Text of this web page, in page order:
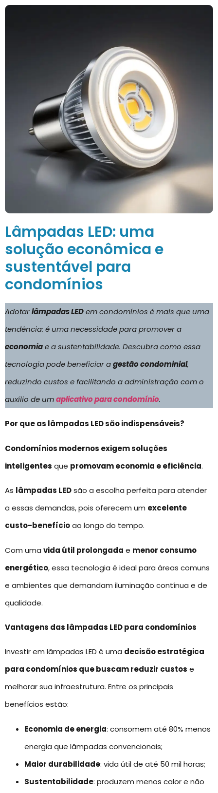
Lâmpadas LED: uma
solução econômica e
sustentável para
condomínios
Adotarlâmpadas LEDem condomínios é mais que uma
tendência: é uma necessidade para promover a
economiae a sustentabilidade. Descubra como essa
tecnologia pode beneficiar agestão condominial,
reduzindo custos e facilitando a administração com o
auxílio de umaplicativo para condomínio.
Por que as lâmpadas LED são indispensáveis?
Condomínios modernos exigem soluções
inteligentes que promovam economia e eficiência.
As lâmpadas LEDsão a escolha perfeita para atender
a essas demandas, pois oferecem um excelente
custo-benefícioao longo do tempo.
Com uma vida útil prolongada e menor consumo
energético, essa tecnologia é ideal para áreas comuns
e ambientes que demandam iluminação contínua e de
qualidade.
Vantagens das lâmpadas LED para condomínios
Investir em lâmpadas LED é uma decisão estratégica
para condomínios que buscam reduzir custos e
melhorar sua infraestrutura. Entre os principais
benefícios estão:
Economia de energia: consomem até 80% menos
energia que lâmpadas convencionais;
Maior durabilidade: vida útil de até 50 mil horas;
Sustentabilidade: produzem menos calor e não